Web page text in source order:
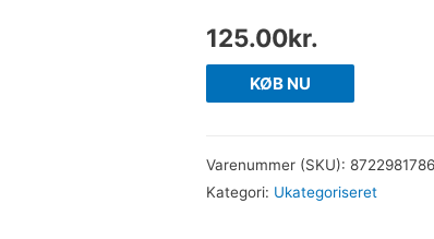
125.00kr.
KØB NU
Varenummer (SKU):
Kategori: Ukategoriseret